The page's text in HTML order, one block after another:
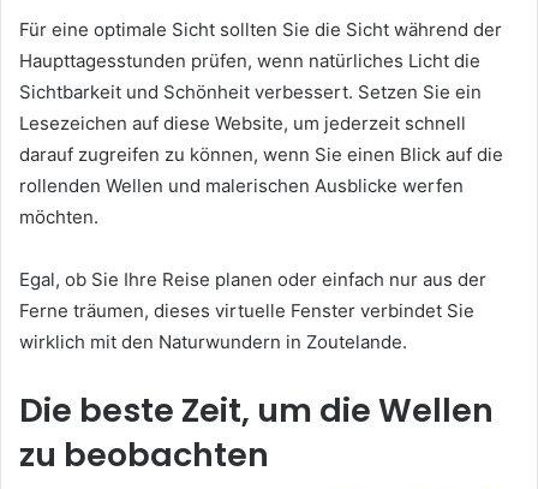
Für eine optimale Sicht sollten Sie die Sicht während der
Haupttagesstunden prüfen, wenn natürliches Licht die
Sichtbarkeit und Schönheit verbessert. Setzen Sie ein
Lesezeichen auf diese Website, um jederzeit schnell
darauf zugreifen zu können, wenn Sie einen Blick auf die
rollenden Wellen und malerischen Ausblicke werfen
möchten.
Egal, ob Sie Ihre Reise planen oder einfach nur aus der
Ferne träumen, dieses virtuelle Fenster verbindet Sie
wirklich mit den Naturwundern in Zoutelande.
Die beste Zeit, um die Wellen
zu beobachten